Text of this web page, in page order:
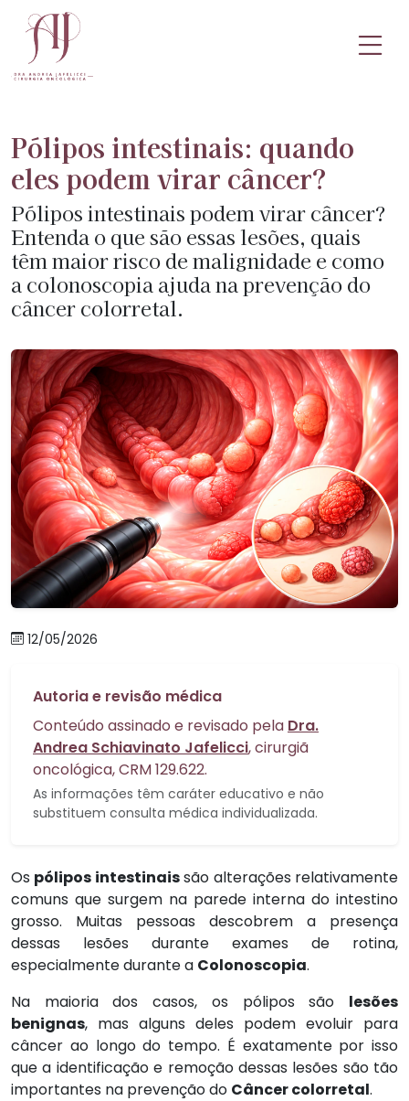
Pólipos intestinais: quando
eles podem virar câncer?
Pólipos intestinais podem virar câncer?
Entenda o que são essas lesões, quais
têm maior risco de malignidade e como
a colonoscopia ajuda na prevenção do
câncer colorretal.
12/05/2026
Autoria e revisão médica
Conteúdo assinado e revisado pela Dra.
Andrea Schiavinato Jafelicci, cirurgiã
oncológica, CRM 129.622.
As informações têm caráter educativo e não
substituem consulta médica individualizada.
Os pólipos intestinaissão alterações relativamente
comuns que surgem na parede interna do intestino
grosso. Muitas pessoas descobrem a presença
dessas lesões durante exames de rotina,
especialmente durante a Colonoscopia.
Na maioria dos casos, os pólipos são lesões
benignas, mas alguns deles podem evoluir para
câncer ao longo do tempo. É exatamente por isso
que a identificação e remoção dessas lesões são tão
importantes na prevenção do Câncer colorretal.